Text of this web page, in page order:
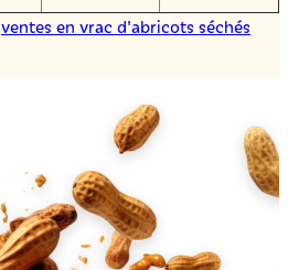
ventes en vrac d'abricots séchés